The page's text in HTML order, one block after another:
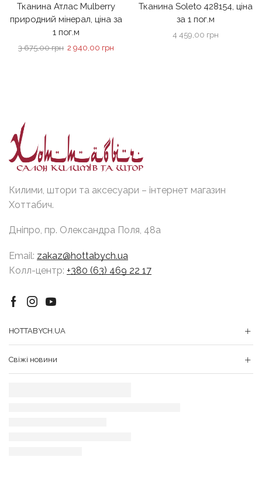
Тканина Атлас Mulberry
природний мінерал, ціна за
1 пог.м
3 675,00грн Оригінальна
2 940,00 грн
Тканина Soleto 428154, ціна
за 1 пог.м
4 459,00 грн
Килими, штори та аксесуари – інтернет магазин
Хоттабич.
Дніпро, пр. Олександра Поля, 48а
Email: zakaz@hottabych.ua
Колл-центр: +380 (63) 469 22 17
Facebook
Instagram
Youtube
HOTTABYCH.UA
Свіжі новини